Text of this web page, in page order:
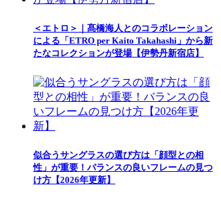
＜エトロ＞｜髙橋海人とのコラボレーション
による「ETRO per Kaito Takahashi」から新
たなコレクションが登場【伊勢丹新宿店】
似合うサングラスの選び方は「顔型との相
性」が重要！バランスの良いフレームの見つ
け方【2026年更新】